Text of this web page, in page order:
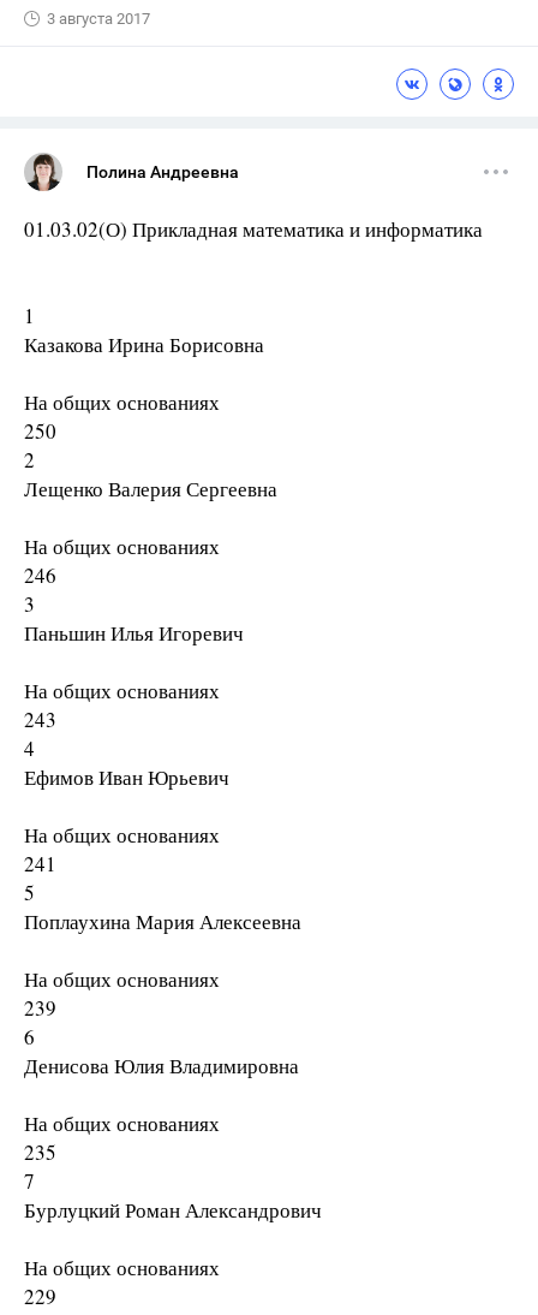
3 августа 2017
Полина Андреевна
01.03.02(О) Прикладная математика и информатика
1
Казакова Ирина Борисовна
На общих основаниях
250
2
Лещенко Валерия Сергеевна
На общих основаниях
246
3
Паньшин Илья Игоревич
На общих основаниях
243
4
Ефимов Иван Юрьевич
На общих основаниях
241
5
Поплаухина Мария Алексеевна
На общих основаниях
239
6
Денисова Юлия Владимировна
На общих основаниях
235
7
Бурлуцкий Роман Александрович
На общих основаниях
229